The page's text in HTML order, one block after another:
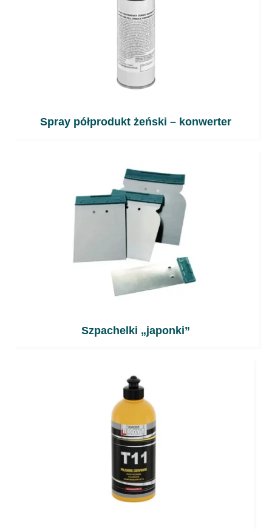
Spray półprodukt żeński – konwerter
Szpachelki „japonki”